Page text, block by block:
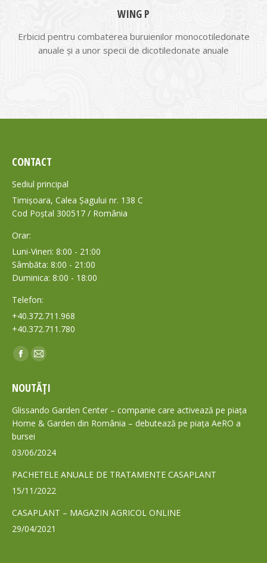
WING P
Erbicid pentru combaterea buruienilor monocotiledonate
anuale şi a unor specii de dicotiledonate anuale
CONTACT
Sediul principal
Timișoara, Calea Șagului nr. 138 C
Cod Poștal 300517 / România
Orar:
Luni-Vineri: 8:00 - 21:00
Sâmbăta: 8:00 - 21:00
Duminica: 8:00 - 18:00
Telefon:
+40.372.711.968
+40.372.711.780
Find us on:
Facebook
opens
in
new
window
Mail
opens
in
new
NOUTĂȚI
Glissando Garden Center – companie care activează pe piața
Home & Garden din România – debutează pe piața AeRO a
bursei
03/06/2024
PACHETELE ANUALE DE TRATAMENTE CASAPLANT
15/11/2022
CASAPLANT – MAGAZIN AGRICOL ONLINE
29/04/2021